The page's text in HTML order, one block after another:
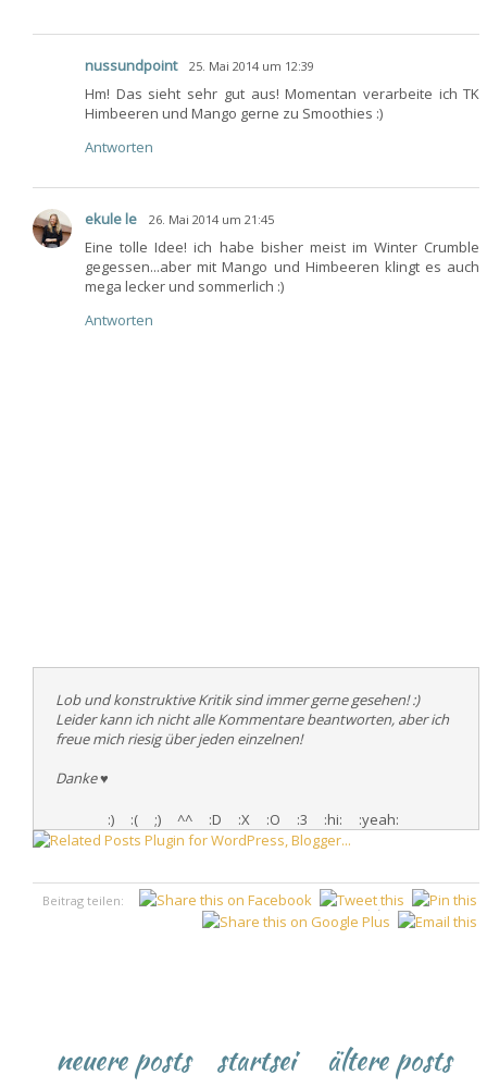
nussundpoint 25. Mai 2014 um 12:39
Hm! Das sieht sehr gut aus! Momentan verarbeite ich TK
Himbeeren und Mango gerne zu Smoothies :)
Antworten
ekule le 26. Mai 2014 um 21:45
Eine tolle Idee! ich habe bisher meist im Winter Crumble
gegessen...aber mit Mango und Himbeeren klingt es auch
mega lecker und sommerlich :)
Antworten
Lob und konstruktive Kritik sind immer gerne gesehen! :)
Leider kann ich nicht alle Kommentare beantworten, aber ich
freue mich riesig über jeden einzelnen!
Danke♥
:) :( ;) ^^ :D :X :O :3 :hi: :yeah:
♥
Beitrag teilen:
neuere posts ältere posts
startsei